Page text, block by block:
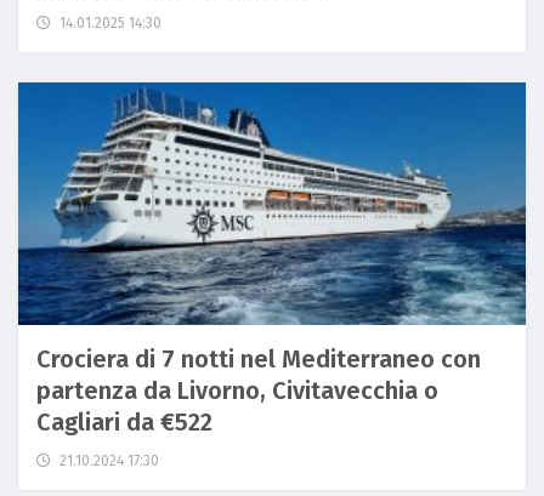
14.01.2025 14:30
Crociera di 7 notti nel Mediterraneo con
partenza da Livorno, Civitavecchia o
Cagliari da €522
21.10.2024 17:30